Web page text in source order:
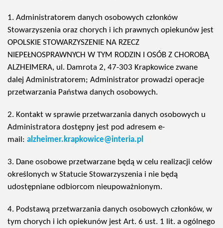
1. Administratorem danych osobowych członków
Stowarzyszenia oraz chorych i ich prawnych opiekunów jest
OPOLSKIE STOWARZYSZENIE NA RZECZ
NIEPEŁNOSPRAWNYCH W TYM RODZIN I OSÓB Z CHOROBĄ
ALZHEIMERA, ul. Damrota 2, 47-303 Krapkowice zwane
dalej Administratorem; Administrator prowadzi operacje
przetwarzania Państwa danych osobowych.
2. Kontakt w sprawie przetwarzania danych osobowych u
Administratora dostępny jest pod adresem e-
mail: alzheimer.krapkowice@interia.pl
3. Dane osobowe przetwarzane będą w celu realizacji celów
określonych w Statucie Stowarzyszenia i nie będą
udostępniane odbiorcom nieupoważnionym.
4. Podstawą przetwarzania danych osobowych członków, w
tym chorych i ich opiekunów jest Art. 6 ust. 1 lit. a ogólnego